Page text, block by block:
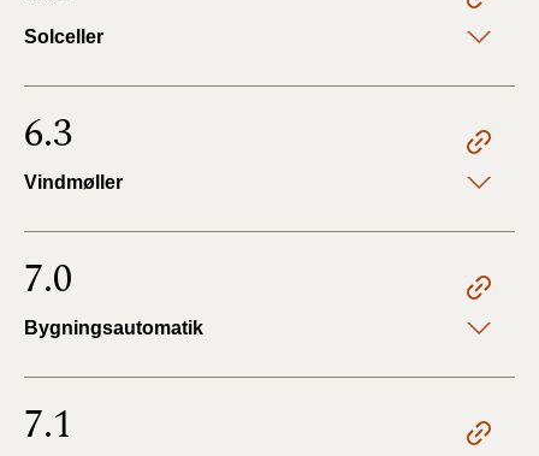
Solceller
6.3
Vindmøller
7.0
Bygningsautomatik
7.1